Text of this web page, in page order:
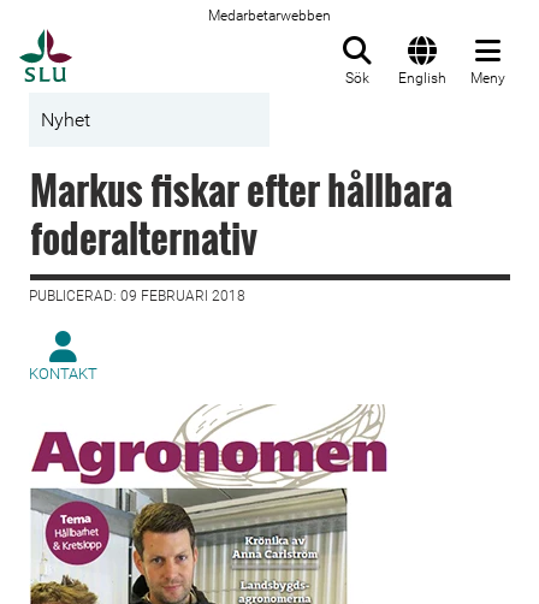
Medarbetarwebben
Sök English Meny
Nyhet
Markus fiskar efter hållbara
foderalternativ
PUBLICERAD: 09 FEBRUARI 2018
KONTAKT